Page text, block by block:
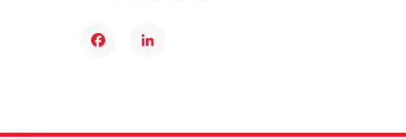
FacebookLinkedIn